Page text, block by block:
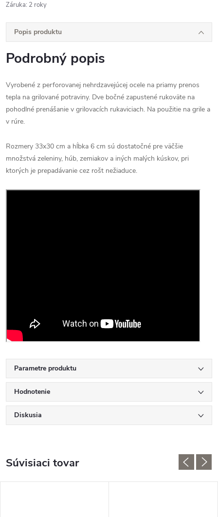
Záruka: 2 roky
Popis produktu
Podrobný popis
Vyrobené z perforovanej nehrdzavejúcej ocele na priamy prenos
tepla na grilované potraviny. Dve bočné zapustené rukoväte na
pohodlné prenášanie v grilovacích rukaviciach. Na použitie na grile a
v rúre.
Rozmery 33x30 cm a hĺbka 6 cm sú dostatočné pre väčšie
množstvá zeleniny, húb, zemiakov a iných malých kúskov, pri
ktorých je prepadávanie cez rošt nežiaduce.
Parametre produktu
Hodnotenie
Diskusia
Súvisiaci tovar